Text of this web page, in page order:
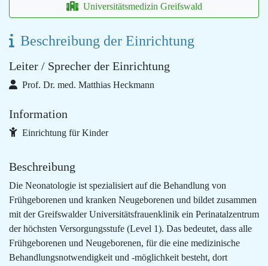
Universitätsmedizin Greifswald
Beschreibung der Einrichtung
Leiter / Sprecher der Einrichtung
Prof. Dr. med. Matthias Heckmann
Information
Einrichtung für Kinder
Beschreibung
Die Neonatologie ist spezialisiert auf die Behandlung von
Frühgeborenen und kranken Neugeborenen und bildet zusammen
mit der Greifswalder Universitätsfrauenklinik ein Perinatalzentrum
der höchsten Versorgungsstufe (Level 1). Das bedeutet, dass alle
Frühgeborenen und Neugeborenen, für die eine medizinische
Behandlungsnotwendigkeit und -möglichkeit besteht, dort